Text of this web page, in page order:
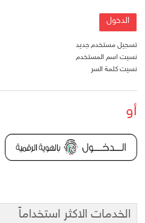
تسجيل مستخدم جديد
نسيت اسم المستخدم
نسيت كلمة السر
أو
الخدمات الاكثر استخداماً